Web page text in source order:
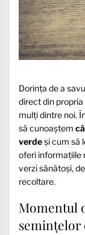
Dorința de a
direct din
mulți dintre noi.
să cunoaștem
verdeși cum să
oferi informațiile
verzi sănătoși,
recoltare.
Momentul
semințelor